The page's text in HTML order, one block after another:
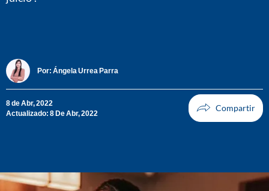
Por: Ángela Urrea Parra
8 de Abr, 2022
Actualizado: 8 De Abr, 2022